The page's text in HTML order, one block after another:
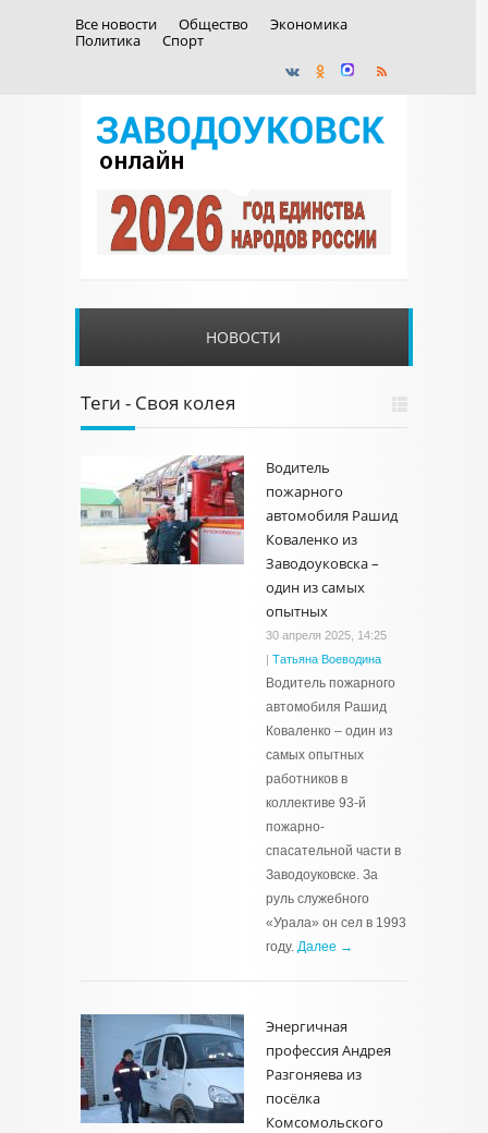
Все новости Общество
Экономика
Политика
Спорт
НОВОСТИ
Теги - Своя колея
Водитель
пожарного
автомобиля Рашид
Коваленко из
Заводоуковска –
один из самых
опытных
30 апреля 2025, 14:25
| Татьяна Воеводина
Водитель пожарного
автомобиля Рашид
Коваленко – один из
самых опытных
работников в
коллективе 93-й
пожарно-
спасательной части в
Заводоуковске. За
руль служебного
«Урала» он сел в 1993
году. Далее →
Энергичная
профессия Андрея
Разгоняева из
посёлка
Комсомольского